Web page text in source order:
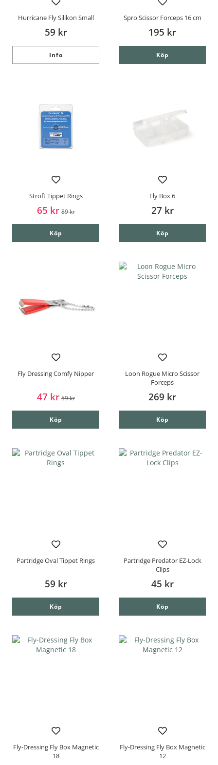
Hurricane Fly Silikon Small
59 kr
Info
Spro Scissor Forceps 16 cm
195 kr
Köp
Stroft Tippet Rings
65 kr 89 kr
Köp
Fly Box 6
27 kr
Köp
Fly Dressing Comfy Nipper
47 kr 59 kr
Köp
Loon Rogue Micro Scissor
Forceps
269 kr
Köp
Partridge Oval Tippet Rings
59 kr
Köp
Partridge Predator EZ-Lock
Clips
45 kr
Köp
Fly-Dressing Fly Box Magnetic
18
Fly-Dressing Fly Box Magnetic
12